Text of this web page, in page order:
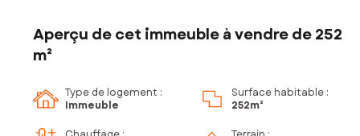
Aperçu de cet immeuble à vendre de 252
m²
Type de logement :
Immeuble
Surface habitable :
252m²